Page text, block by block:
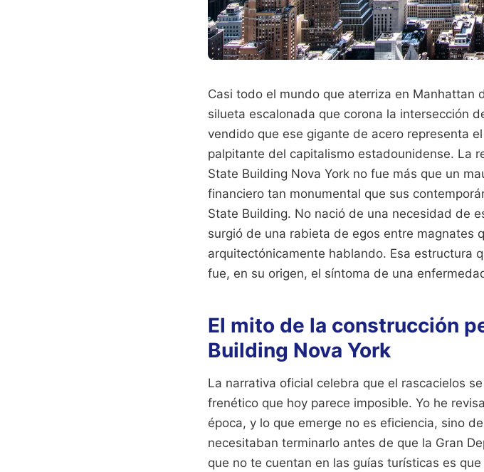
Casi todo el mundo que aterriza en Manhattan
silueta escalonada que corona la intersección
vendido que ese gigante de acero representa
palpitante del capitalismo estadounidense. La
State Building Nova York no fue más que un
financiero tan monumental que sus
State Building. No nació de una necesidad de
surgió de una rabieta de egos entre magnates
arquitectónicamente hablando. Esa estructura
fue, en su origen, el síntoma de una
El mito de la construcción
Building Nova York
La narrativa oficial celebra que el rascacielos
frenético que hoy parece imposible. Yo he
época, y lo que emerge no es eficiencia, sino
necesitaban terminarlo antes de que la Gran
que no te cuentan en las guías turísticas es